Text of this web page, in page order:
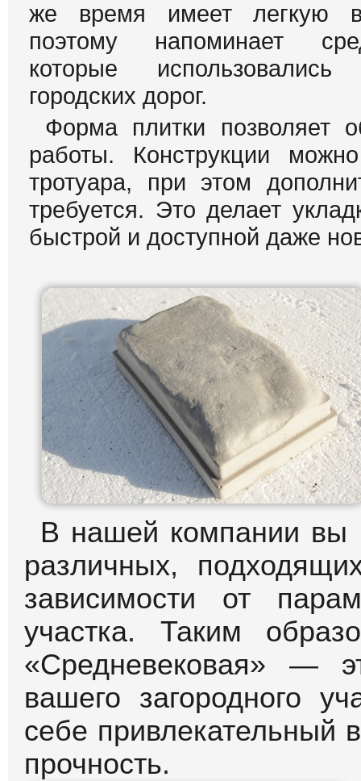
же время имеет легкую
поэтому напоминает
которые
городских дорог.
Форма плитки позволяет
работы. Конструкции
тротуара, при этом
требуется. Это делает
быстрой и доступной даже
В нашей компании вы
различных,
зависимости от
участка. Таким
«Средневековая» —
вашего загородного
себе привлекательный
прочность.